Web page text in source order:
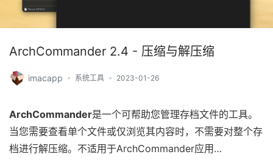
ArchCommander 2.4 - 压缩与解压缩
imacapp 系统工具 2023-01-26
ArchCommander是一个可帮助您管理存档文件的工具。
当您需要查看单个文件或仅浏览其内容时，不需要对整个存
档进行解压缩。不适用于ArchCommander应用…